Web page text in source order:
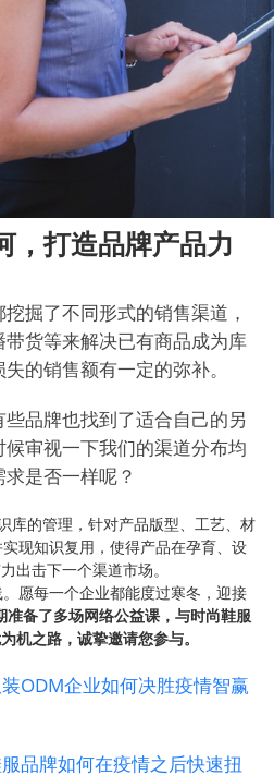
，打造品牌产品力
掘了不同形式的销售渠道，
货等来解决已有商品成为库
的销售额有一定的弥补。
品牌也找到了适合自己的另
审视一下我们的渠道分布均
是否一样呢？
库的管理，针对产品版型、工艺、材
现知识复用，使得产品在孕育、设
出击下一个渠道市场。
愿每一个企业都能度过寒冬，迎接
备了多场网络公益课，与时尚鞋服
机之路，诚挚邀请您参与。
ODM企业如何决胜疫情智赢
品牌如何在疫情之后快速扭